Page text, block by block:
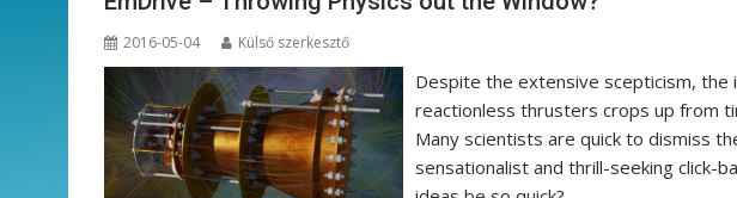
2016-05-04 Külső szerkesztő
Despite the extensive scepticism, the
reactionless thrusters crops up from
Many scientists are quick to dismiss
sensationalist and thrill-seeking click-